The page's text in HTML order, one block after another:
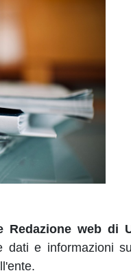
Redazione web di
dati e informazioni